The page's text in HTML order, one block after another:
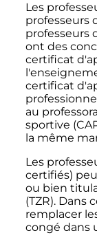
Les
professeurs
professeurs
ont des
certificat
certificat
au
sportive
la même
Les
certifiés)
ou bien
(TZR). Dans
remplacer
congé dans